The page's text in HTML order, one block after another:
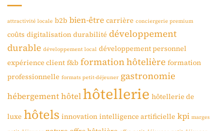
attractivité locale b2b bien-être carrière conciergerie premium
coûts digitalisation durabilité développement
durable développement local développement personnel
expérience client f&b formation hôtelière formation
professionnelle formats petit-déjeuner gastronomie
hébergementhôtel hôtellerie hôtellerie de
luxe hôtels innovation intelligence artificielle kpi marges